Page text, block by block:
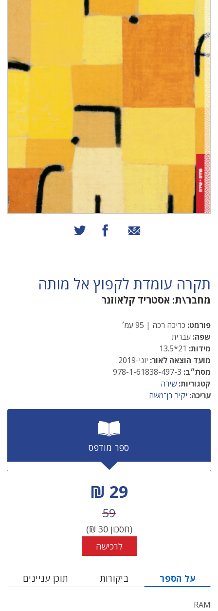
שיתוף באמצעות אימייל
שיתוף בפייסבוק
תקרה עומדת לקפוץ אל מותה
מחבר\ת: אסטריד קלאוזנר
פורמט: כריכה רכה | 95 עמ׳
שפה: עברית
מידות:
מועד הוצאה לאור: יוני-2019
מסתֿ״ב:
קטגוריות: שירה
עריכה: יקיר בן־משה
ספר מודפס
מחיר הנחה
29 ₪
מחיר לפני הנחה
59
(חסכון30
₪)
לרכישה
על הספר ביקורות תוכן עניינים
RAM